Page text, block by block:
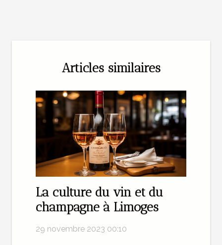
Articles similaires
La culture du vin et du
champagne à Limoges
29 novembre 2023 00:10